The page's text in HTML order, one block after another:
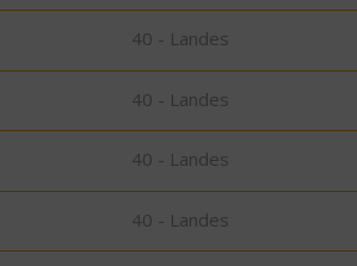
40 - Landes
40 - Landes
40 - Landes
40 - Landes